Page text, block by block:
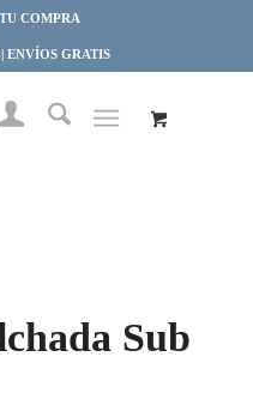
TU COMPRA
ENVÍOS GRATIS
Sub